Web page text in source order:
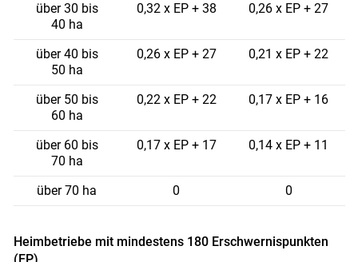
über 30 bis
40 ha
0,32 x EP + 38 0,26 x EP + 27
über 40 bis
50 ha
0,26 x EP + 27 0,21 x EP + 22
über 50 bis
60 ha
0,22 x EP + 22 0,17 x EP + 16
über 60 bis
70 ha
0,17 x EP + 17 0,14 x EP + 11
über 70 ha 0 0
Heimbetriebe mit mindestens 180 Erschwernispunkten